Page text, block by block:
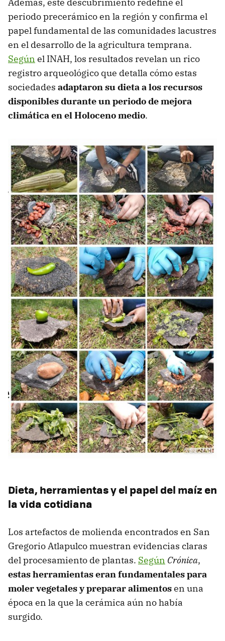
Además, este descubrimiento redefine el
periodo precerámico en la región y confirma el
papel fundamental de las comunidades lacustres
en el desarrollo de la agricultura temprana.
Según el INAH, los resultados revelan un rico
registro arqueológico que detalla cómo estas
sociedades adaptaron su dieta a los recursos
disponibles durante un periodo de mejora
climática en el Holoceno medio.
Dieta, herramientas y el papel del maíz en
la vida cotidiana
Los artefactos de molienda encontrados en San
Gregorio Atlapulco muestran evidencias claras
del procesamiento de plantas. Según Crónica,
estas herramientas eran fundamentales para
moler vegetales y preparar alimentosen una
época en la que la cerámica aún no había
surgido.